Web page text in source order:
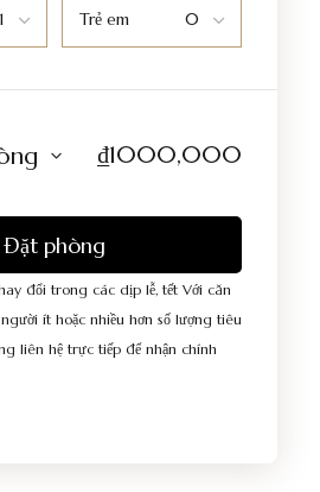
Trẻ em
₫1000,000
Đặt phòng
đổi trong các dịp lễ, tết Với căn
ít hoặc nhiều hơn số lượng tiêu
liên hệ trực tiếp để nhận chính